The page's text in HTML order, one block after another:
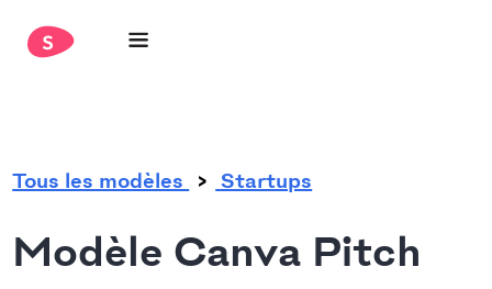
Tous les modèles Startups
Modèle Canva Pitch